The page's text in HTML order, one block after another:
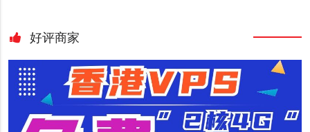
好评商家